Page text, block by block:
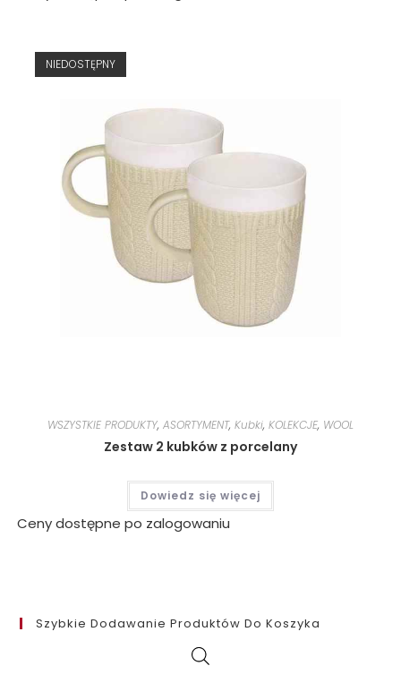
NIEDOSTĘPNY
WSZYSTKIE PRODUKTY, ASORTYMENT, Kubki, KOLEKCJE, WOOL
Zestaw 2 kubków z porcelany
Dowiedz się więcej
Ceny dostępne po zalogowaniu
Szybkie Dodawanie Produktów Do Koszyka